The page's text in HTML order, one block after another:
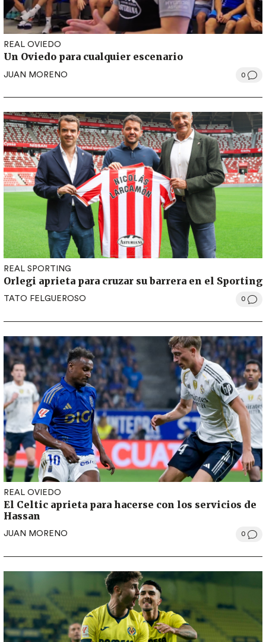
REAL OVIEDO
Un Oviedo para cualquier escenario
JUAN MORENO 0
REAL SPORTING
Orlegi aprieta para cruzar su barrera en el Sporting
TATO FELGUEROSO 0
REAL OVIEDO
El Celtic aprieta para hacerse con los servicios de
Hassan
JUAN MORENO 0